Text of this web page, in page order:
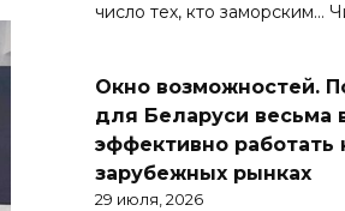
число тех, кто заморским…
Окно возможностей.
для Беларуси весьма
эффективно работать
зарубежных рынках
29 июля, 2026